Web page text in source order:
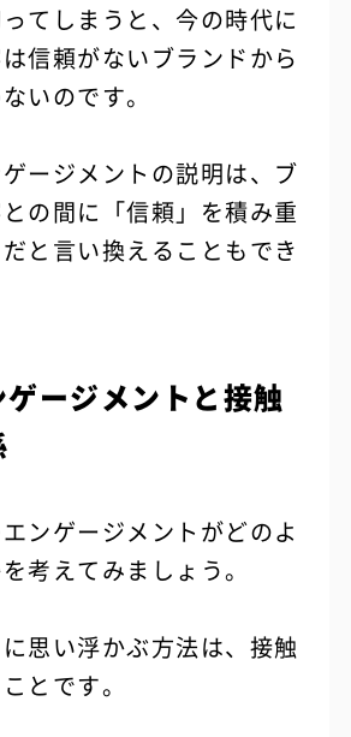
てしまうと、今の時代に
信頼がないブランドから
いのです。
ージメントの説明は、ブ
の間に「信頼」を積み重
と言い換えることもでき
ージメントと接触
ンゲージメントがどのよ
考えてみましょう。
思い浮かぶ方法は、接触
とです。